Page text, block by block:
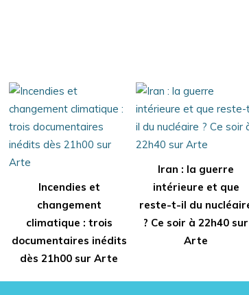
Incendies et
changement
climatique : trois
documentaires inédits
dès 21h00 sur Arte
Iran : la guerre
intérieure et que
reste-t-il du
? Ce soir à 22h40 sur
Arte